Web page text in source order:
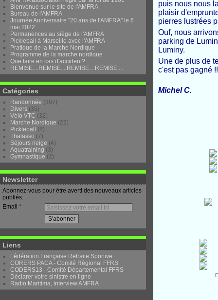
Bienvenue sur le site de l'AMFRA
Bureau de l'AMFRA
Journée Anniversaire "20 ans de l'AMFRA" le 6
mai 2022
Permanences au siège de l'AMFRA
Pickleball à Marseille avec l'AMFRA
Pratique de la Marche Nordique
Programme de la marche nordique
Que faire en cas d'accident?
REMISE....REMISE....REMISE....REMISE....
Catégories
Randonnée (307)
Divers (35)
Vélo VTC (32)
Marche Nordique (22)
Pickleball
(8)
Thalasso (7)
Séjours neige (4)
Aquatraining (3)
Gymnastique (2)
Newsletter
Abonnez-vous pour être averti des nouveaux articles
publiés.
Email
Liens
Fédération Française Retraite Sportive
CORERS PACA - Comité Régional FFRS
CODERS13 - Comité Départemental FFRS
Déclarer votre sinistre en ligne
Radio Maritima, interview AMFRA
puis nous nous
plaisir
pierres lustrées
Ouf, nous
parking de
Luminy.
Une de plus de
c'est pas gagné
Michel C.